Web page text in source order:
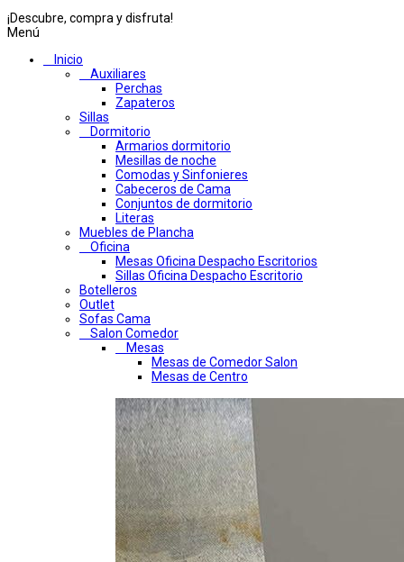
¡Descubre, compra y disfruta!
Menú
Inicio
Auxiliares
Perchas
Zapateros
Sillas
Dormitorio
Armarios dormitorio
Mesillas de noche
Comodas y Sinfonieres
Cabeceros de Cama
Conjuntos de dormitorio
Literas
Muebles de Plancha
Oficina
Mesas Oficina Despacho Escritorios
Sillas Oficina Despacho Escritorio
Botelleros
Outlet
Sofas Cama
Salon Comedor
Mesas
Mesas de Comedor Salon
Mesas de Centro